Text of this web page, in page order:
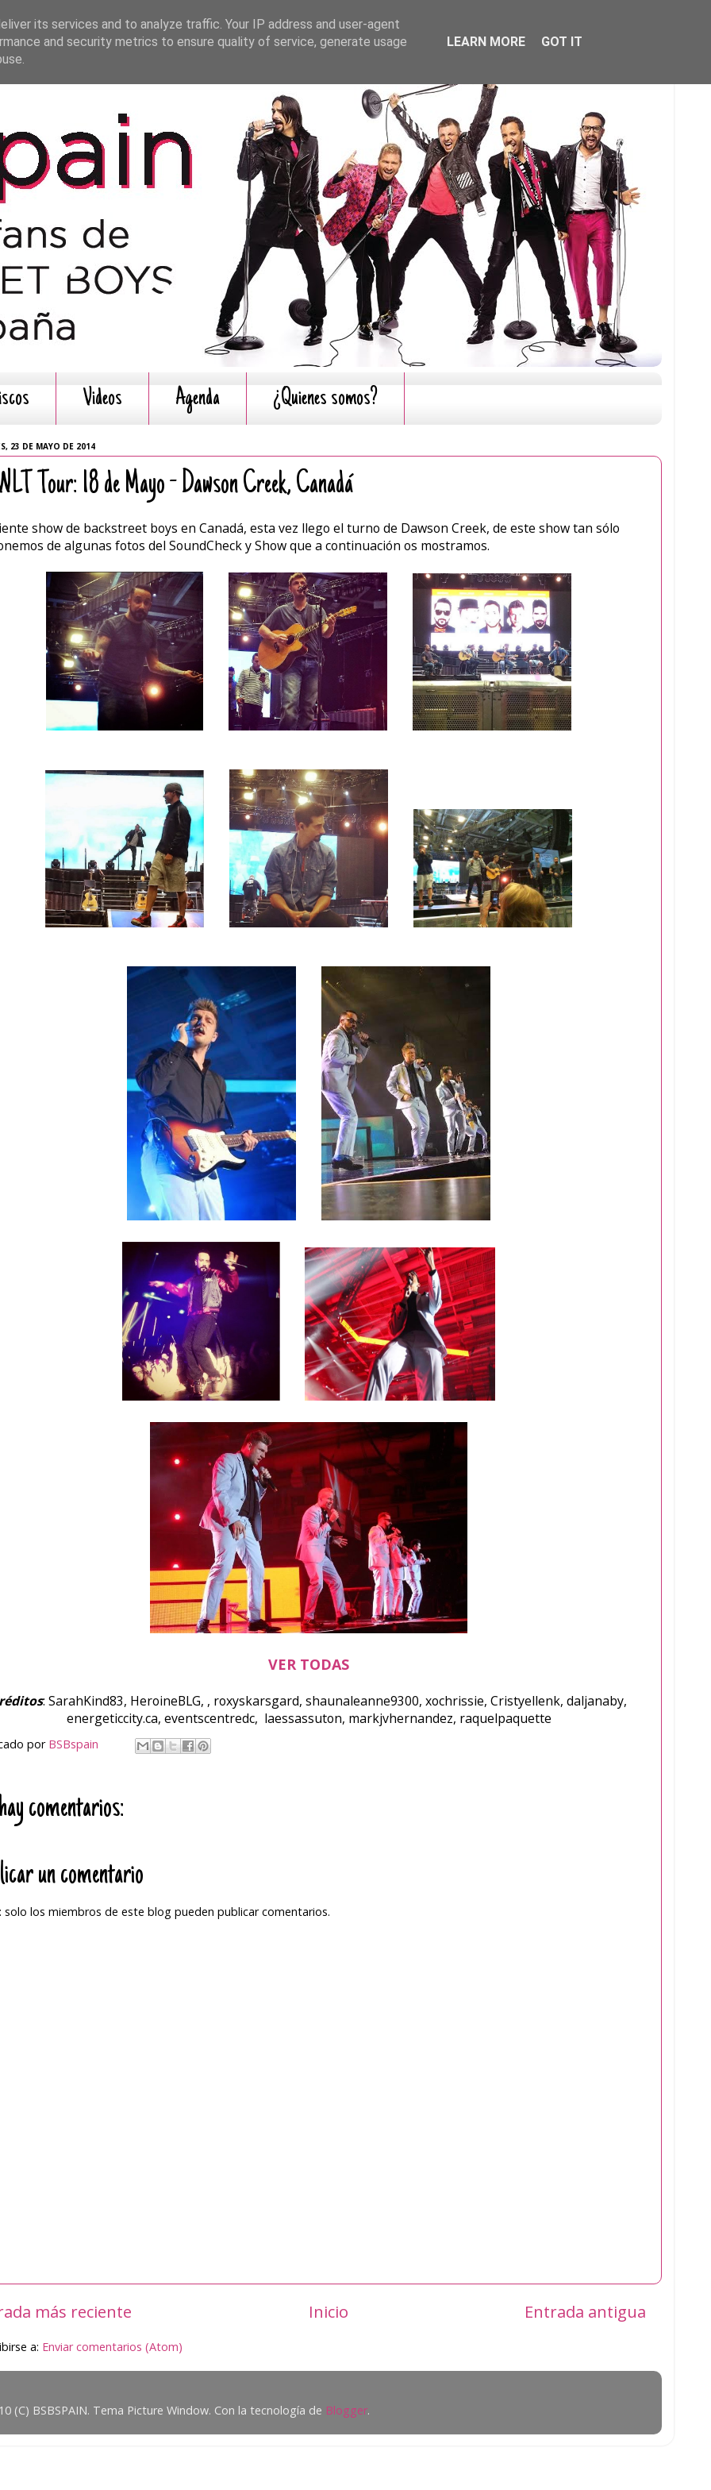
Videos Agenda ¿Quienes somos?
23 DE MAYO DE 2014
Tour: 18 de Mayo - Dawson Creek, Canadá
show de backstreet boys en Canadá, esta vez llego el turno de Dawson Creek, de este show tan sólo
de algunas fotos del SoundCheck y Show que a continuación os mostramos.
VER TODAS
: SarahKind83, HeroineBLG, , roxyskarsgard, shaunaleanne9300, xochrissie, Cristyellenk, daljanaby,
energeticcity.ca, eventscentredc, laessassuton, markjvhernandez, raquelpaquette
por BSBspain
comentarios:
un comentario
solo los miembros de este blog pueden publicar comentarios.
más reciente Entrada antigua
Inicio
a: Enviar comentarios (Atom)
(C) BSBSPAIN. Tema Picture Window. Con la tecnología de Blogger.
its services and to analyze traffic. Your IP address and user-agent
and security metrics to ensure quality of service, generate usage
LEARN MORE GOT IT